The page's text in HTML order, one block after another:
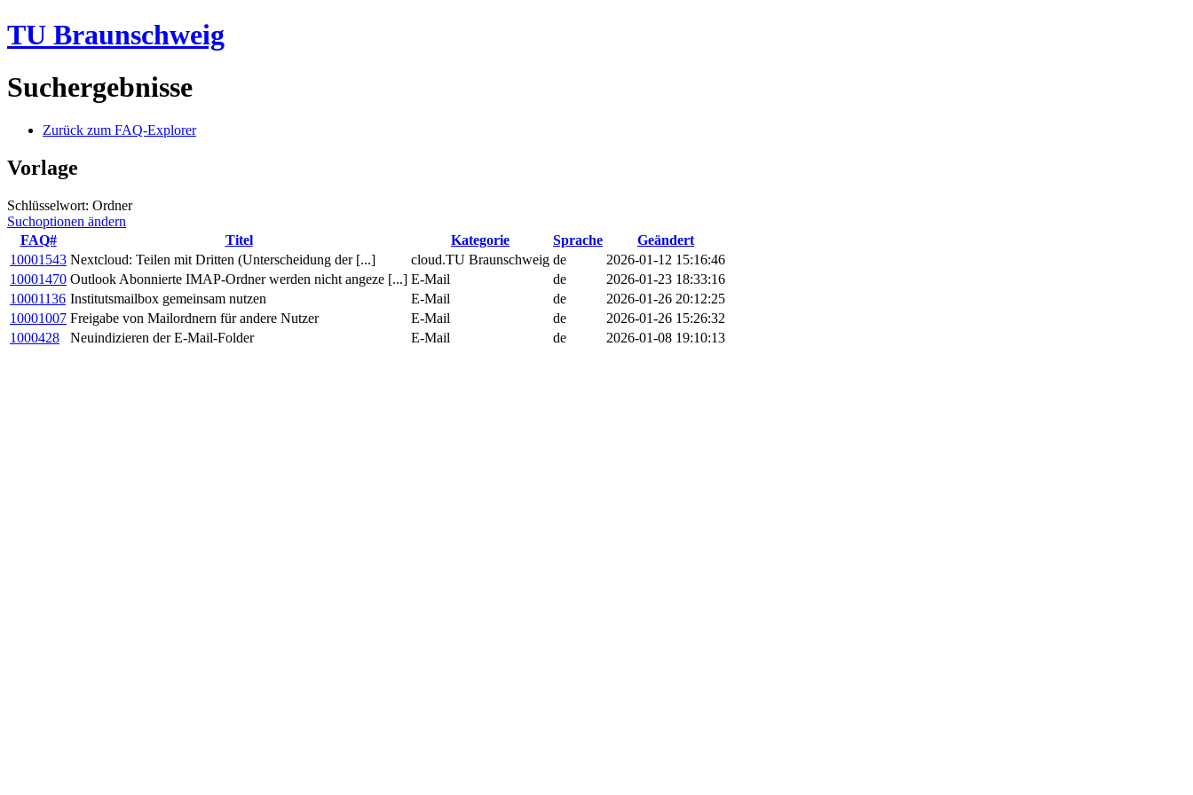
TU Braunschweig
Suchergebnisse
Zurück zum FAQ-Explorer
Vorlage
Schlüsselwort: Ordner
Suchoptionen ändern
FAQ#
Titel Kategorie Sprache
Geändert
10001543 Nextcloud: Teilen mit Dritten (Unterscheidung der [...] cloud.TU Braunschweig de
2026-01-12 15:16:46
10001470 Outlook Abonnierte IMAP-Ordner werden nicht angeze [...] E-Mail de
2026-01-23 18:33:16
10001136 Institutsmailbox gemeinsam nutzen E-Mail de
2026-01-26 20:12:25
10001007 Freigabe von Mailordnern für andere Nutzer E-Mail de
2026-01-26 15:26:32
1000428
Neuindizieren der E-Mail-Folder E-Mail de 2026-01-08 19:10:13